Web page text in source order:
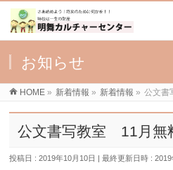
お知らせ
HOME » 新着情報 » 新着情報 » 公文書
公文書写教室 11月無
投稿日 : 2019年10月10日 最終更新日時 : 2019